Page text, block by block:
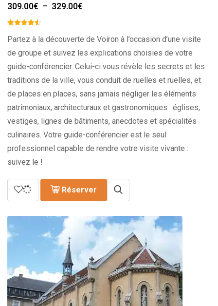
309.00€ – 329.00€
309.00€
à
329.00€
Partez à la découverte de Voiron à l’occasion d’une visite
de groupe et suivez les explications choisies de votre
guide-conférencier. Celui-ci vous révèle les secrets et les
traditions de la ville, vous conduit de ruelles et ruelles, et
de places en places, sans jamais négliger les éléments
patrimoniaux, architecturaux et gastronomiques : églises,
vestiges, lignes de bâtiments, anecdotes et spécialités
culinaires. Votre guide-conférencier est le seul
professionnel capable de rendre votre visite vivante :
suivez le !
Réserver